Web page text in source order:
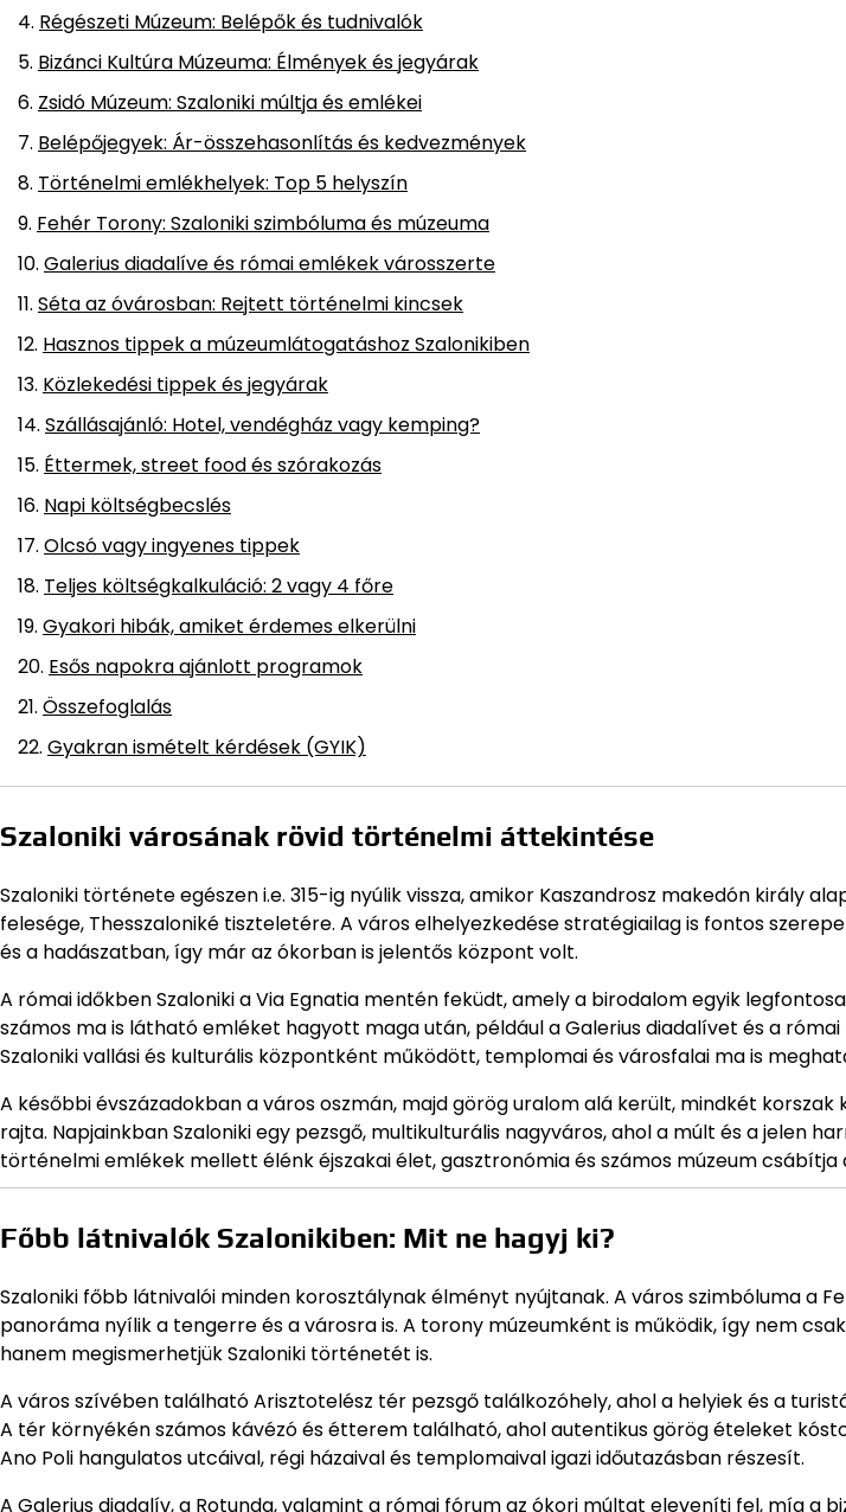
Régészeti Múzeum: Belépők és tudnivalók
Bizánci Kultúra Múzeuma: Élmények és jegyárak
Zsidó Múzeum: Szaloniki múltja és emlékei
Belépőjegyek: Ár-összehasonlítás és kedvezmények
Történelmi emlékhelyek: Top 5 helyszín
Fehér Torony: Szaloniki szimbóluma és múzeuma
Galerius diadalíve és római emlékek városszerte
Séta az óvárosban: Rejtett történelmi kincsek
Hasznos tippek a múzeumlátogatáshoz Szalonikiben
Közlekedési tippek és jegyárak
Szállásajánló: Hotel, vendégház vagy kemping?
Éttermek, street food és szórakozás
Napi költségbecslés
Olcsó vagy ingyenes tippek
Teljes költségkalkuláció: 2 vagy 4 főre
Gyakori hibák, amiket érdemes elkerülni
Esős napokra ajánlott programok
Összefoglalás
Gyakran ismételt kérdések (GYIK)
Szaloniki városának rövid történelmi áttekintése
Szaloniki története egészen i.e. 315-ig nyúlik vissza, amikor Kaszandrosz makedón király
felesége, Thesszaloniké tiszteletére. A város elhelyezkedése stratégiailag is fontos
és a hadászatban, így már az ókorban is jelentős központ volt.
A római időkben Szaloniki a Via Egnatia mentén feküdt, amely a birodalom egyik
számos ma is látható emléket hagyott maga után, például a Galerius diadalívet és a
Szaloniki vallási és kulturális központként működött, templomai és városfalai ma is
A későbbi évszázadokban a város oszmán, majd görög uralom alá került, mindkét
rajta. Napjainkban Szaloniki egy pezsgő, multikulturális nagyváros, ahol a múlt és a jelen
történelmi emlékek mellett élénk éjszakai élet, gasztronómia és számos múzeum csábítja
Főbb látnivalók Szalonikiben: Mit ne hagyj ki?
Szaloniki főbb látnivalói minden korosztálynak élményt nyújtanak. A város szimbóluma a
panoráma nyílik a tengerre és a városra is. A torony múzeumként is működik, így nem
hanem megismerhetjük Szaloniki történetét is.
A város szívében található Arisztotelész tér pezsgő találkozóhely, ahol a helyiek és a
A tér környékén számos kávézó és étterem található, ahol autentikus görög ételeket
Ano Poli hangulatos utcáival, régi házaival és templomaival igazi időutazásban részesít.
A Galerius diadalív, a Rotunda, valamint a római fórum az ókori múltat eleveníti fel, míg a